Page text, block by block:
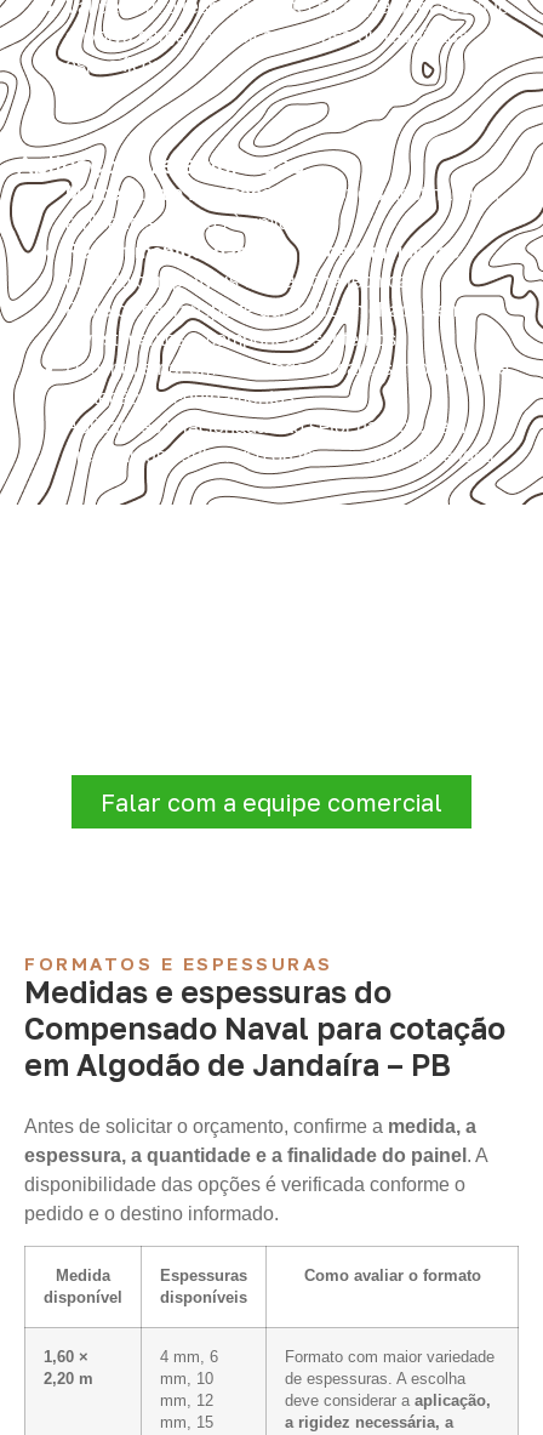
Valide com o responsável técnico qualquer uso que
envolva carga, exposição intensa ou requisitos
específicos.
Aplicações relacionadas
Marcenaria e fabricação de móveisdestinados a
ambientes sujeitos à umidade.
Revestimentos, paredes, pisos e divisórias,
quando compatíveis com a ficha técnica.
Projetos de transporte que utilizam chapas em
revestimentos e componentes internos.
Uso industrial em embalagens, caixas, montagem e
proteção de equipamentos.
Aplicações relacionadas ao setor náutico, sem
presumir uso submerso ou impermeabilidade total.
Falar com a equipe comercial
FORMATOS E ESPESSURAS
Medidas e espessuras do
Compensado Naval para cotação
em Algodão de Jandaíra – PB
Antes de solicitar o orçamento, confirme a medida, a
espessura, a quantidade e a finalidade do painel . A
disponibilidade das opções é verificada conforme o
pedido e o destino informado.
Medida
disponível
Espessuras
disponíveis
Como avaliar o formato
1,60 ×
2,20 m
4 mm, 6
mm, 10
mm, 12
mm, 15
Formato com maior variedade
de espessuras. A escolha
deve considerar a aplicação,
a rigidez necessária, a